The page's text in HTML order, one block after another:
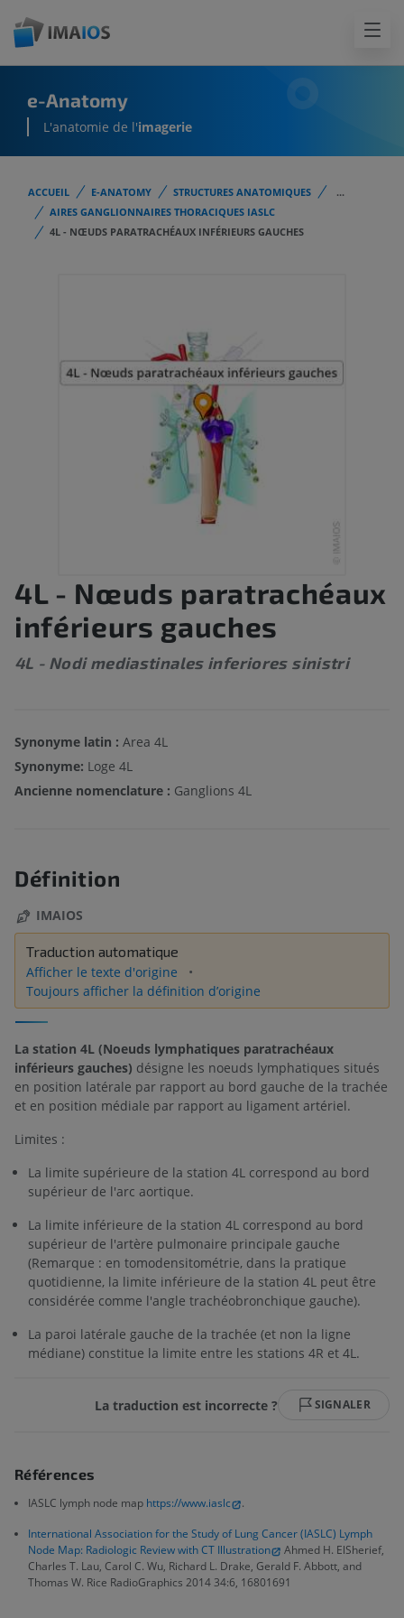
e-Anatomy
L'anatomie de l'imagerie
ACCUEIL E-ANATOMY STRUCTURES ANATOMIQUES
...
AIRES GANGLIONNAIRES THORACIQUES IASLC
4L - NŒUDS PARATRACHÉAUX INFÉRIEURS GAUCHES
4L - Nœuds paratrachéaux
inférieurs gauches
4L - Nodi mediastinales inferiores sinistri
Synonyme latin : Area 4L
Synonyme: Loge 4L
Ancienne nomenclature : Ganglions 4L
Définition
IMAIOS
Traduction automatique
Afficher le texte d'origine
Toujours afficher la définition d’origine
La station 4L (Noeuds lymphatiques paratrachéaux
inférieurs gauches) désigne les noeuds lymphatiques situés
en position latérale par rapport au bord gauche de la trachée
et en position médiale par rapport au ligament artériel.
Limites :
La limite supérieure de la station 4L correspond au bord
supérieur de l'arc aortique.
La limite inférieure de la station 4L correspond au bord
supérieur de l'artère pulmonaire principale gauche
(Remarque : en tomodensitométrie, dans la pratique
quotidienne, la limite inférieure de la station 4L peut être
considérée comme l'angle trachéobronchique gauche).
La paroi latérale gauche de la trachée (et non la ligne
médiane) constitue la limite entre les stations 4R et 4L.
La traduction est incorrecte ? SIGNALER
Références
IASLC lymph node map https://www.iaslc
.
International Association for the Study of Lung Cancer (IASLC) Lymph
Node Map: Radiologic Review with CT Illustration
Ahmed H. ElSherief,
Charles T. Lau, Carol C. Wu, Richard L. Drake, Gerald F. Abbott, and
Thomas W. Rice RadioGraphics 2014 34:6, 16801691